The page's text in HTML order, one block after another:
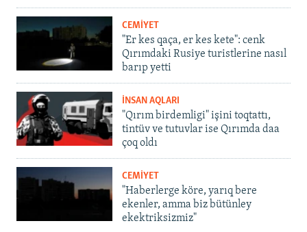
CEMİYET
"Er kes qaça, er kes kete": cenk
Qırımdaki Rusiye turistlerine nasıl
barıp yetti
İNSAN AQLARI
"Qırım birdemligi" işini toqtattı,
tintüv ve tutuvlar ise Qırımda daa
çoq oldı
CEMİYET
"Haberlerge köre, yarıq bere
ekenler, amma biz bütünley
ekektriksizmiz"